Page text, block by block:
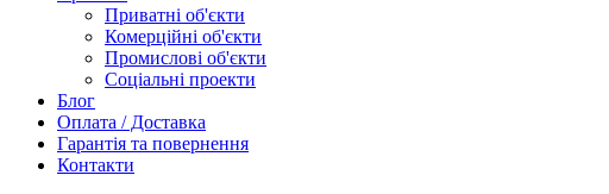
Приватні об'єкти
Комерційні об'єкти
Промислові об'єкти
Соціальні проекти
Блог
Оплата / Доставка
Гарантія та повернення
Контакти